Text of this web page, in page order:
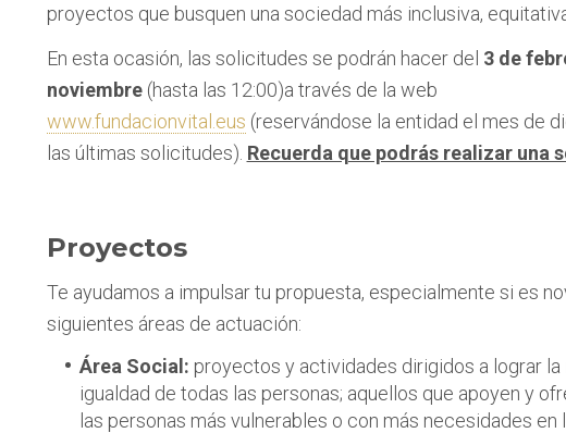
proyectos que busquen una sociedad más inclusiva,
En esta ocasión, las solicitudes se podrán hacer del 3 de
noviembre (hasta las 12:00)a través de la web
www.fundacionvital.eus (reservándose la entidad el mes de
las últimas solicitudes). Recuerda que podrás realizar una
Proyectos
Te ayudamos a impulsar tu propuesta, especialmente si es
siguientes áreas de actuación:
Área Social: proyectos y actividades dirigidos a lograr la
igualdad de todas las personas; aquellos que apoyen y
las personas más vulnerables o con más necesidades en